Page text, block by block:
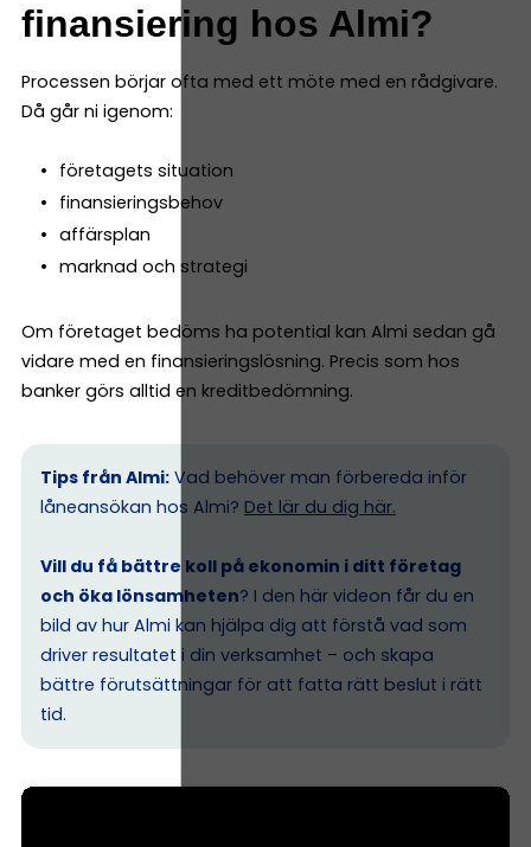
finansiering hos Almi?
Processen börjar ofta med ett möte med en rådgivare.
Då går ni igenom:
företagets situation
finansieringsbehov
affärsplan
marknad och strategi
Om företaget bedöms ha potential kan Almi sedan gå
vidare med en finansieringslösning. Precis som hos
banker görs alltid en kreditbedömning.
Tips från Almi: Vad behöver man förbereda inför
låneansökan hos Almi? Det lär du dig här.
Vill du få bättre koll på ekonomin i ditt företag
och öka lönsamheten? I den här videon får du en
bild av hur Almi kan hjälpa dig att förstå vad som
driver resultatet i din verksamhet – och skapa
bättre förutsättningar för att fatta rätt beslut i rätt
tid.